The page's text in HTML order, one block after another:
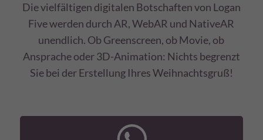
Die vielfältigen digitalen Botschaften von Logan
Five werden durch AR, WebAR und NativeAR
unendlich. Ob Greenscreen, ob Movie, ob
Ansprache oder 3D-Animation: Nichts begrenzt
Sie bei der Erstellung Ihres Weihnachtsgruß!